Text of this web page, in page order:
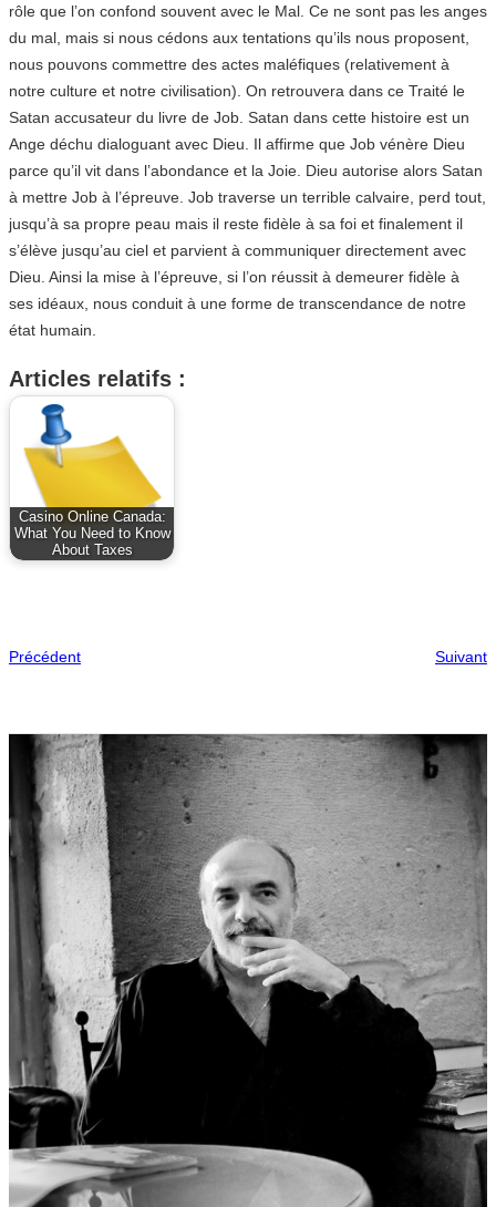
rôle que l’on confond souvent avec le Mal. Ce ne sont pas les anges
du mal, mais si nous cédons aux tentations qu’ils nous proposent,
nous pouvons commettre des actes maléfiques (relativement à
notre culture et notre civilisation). On retrouvera dans ce Traité le
Satan accusateur du livre de Job. Satan dans cette histoire est un
Ange déchu dialoguant avec Dieu. Il affirme que Job vénère Dieu
parce qu’il vit dans l’abondance et la Joie. Dieu autorise alors Satan
à mettre Job à l’épreuve. Job traverse un terrible calvaire, perd tout,
jusqu’à sa propre peau mais il reste fidèle à sa foi et finalement il
s’élève jusqu’au ciel et parvient à communiquer directement avec
Dieu. Ainsi la mise à l’épreuve, si l’on réussit à demeurer fidèle à
ses idéaux, nous conduit à une forme de transcendance de notre
état humain.
Articles relatifs :
Casino Online Canada:
What You Need to Know
About Taxes
Précédent Suivant